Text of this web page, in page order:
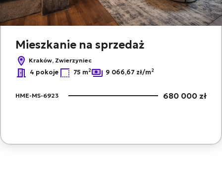
Mieszkanie na sprzedaż
Kraków, Zwierzyniec
4 pokoje 75 m2 9 066,67 zł/m2
HME-MS-6923 680 000 zł